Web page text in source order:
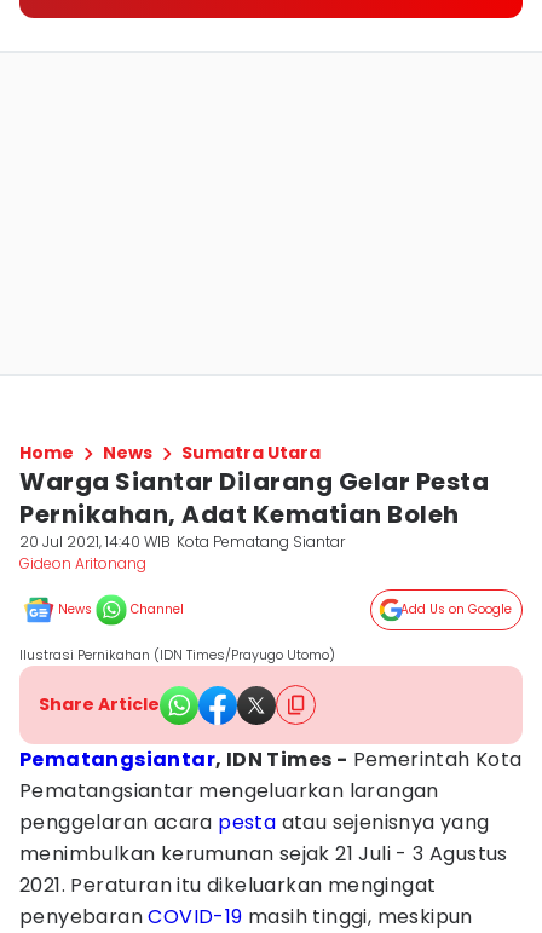
Home News Sumatra Utara
Warga Siantar Dilarang Gelar Pesta
Pernikahan, Adat Kematian Boleh
20 Jul 2021, 14:40 WIB Kota Pematang Siantar
Gideon Aritonang
News Channel Add Us on Google
Ilustrasi Pernikahan (IDN Times/Prayugo Utomo)
Share Article
Pematangsiantar, IDN Times - Pemerintah Kota
Pematangsiantar mengeluarkan larangan
penggelaran acara pesta atau sejenisnya yang
menimbulkan kerumunan sejak 21 Juli - 3 Agustus
2021. Peraturan itu dikeluarkan mengingat
penyebaranCOVID-19 masih tinggi, meskipun